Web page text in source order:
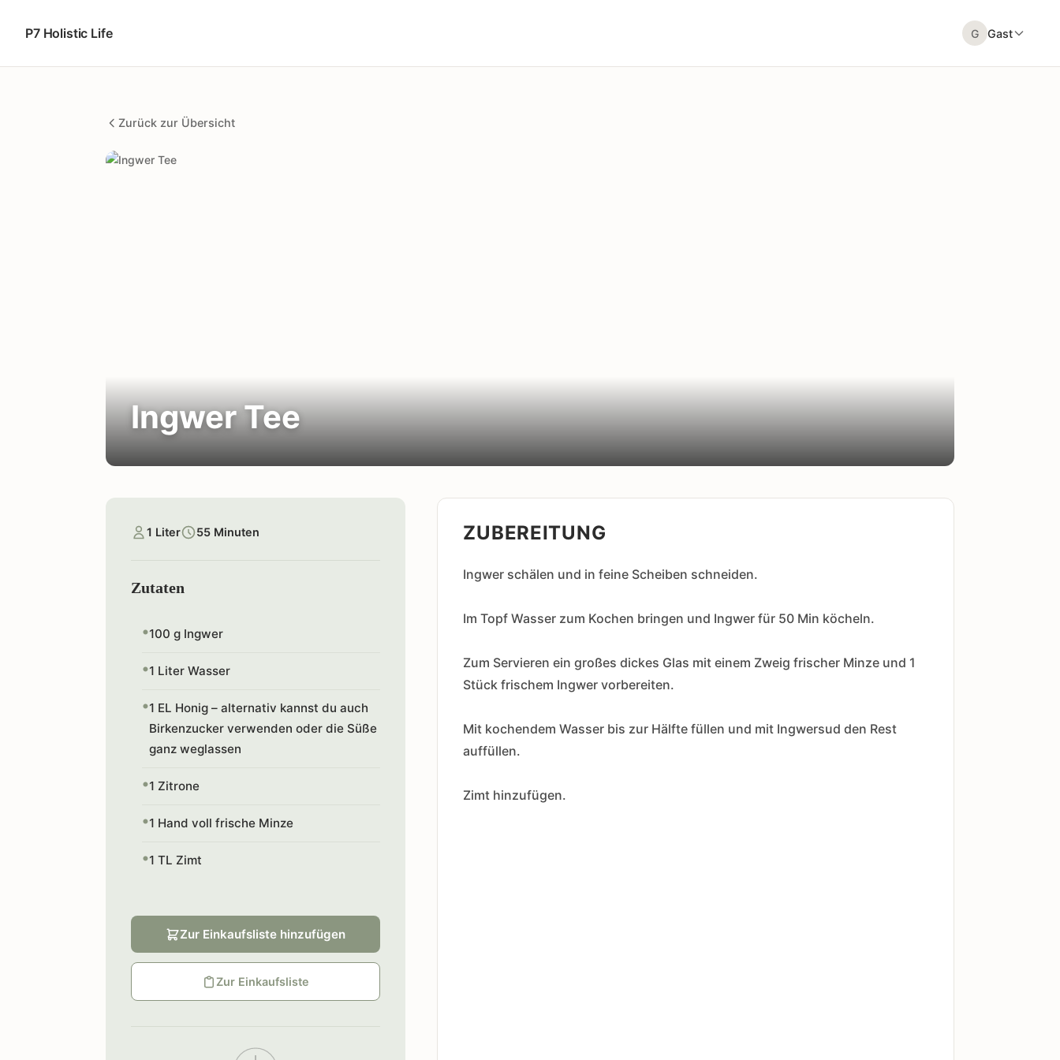
P7 Holistic Life G Gast
Zurück zur Übersicht
Ingwer Tee
1 Liter 55 Minuten
Zutaten
100 g Ingwer
1 Liter Wasser
1 EL Honig – alternativ kannst du auch
Birkenzucker verwenden oder die Süße
ganz weglassen
1 Zitrone
1 Hand voll frische Minze
1 TL Zimt
Zur Einkaufsliste hinzufügen
Zur Einkaufsliste
ZUBEREITUNG
Ingwer schälen und in feine Scheiben schneiden.
Im Topf Wasser zum Kochen bringen und Ingwer für 50 Min köcheln.
Zum Servieren ein großes dickes Glas mit einem Zweig frischer Minze und 1
Stück frischem Ingwer vorbereiten.
Mit kochendem Wasser bis zur Hälfte füllen und mit Ingwersud den Rest
auffüllen.
Zimt hinzufügen.